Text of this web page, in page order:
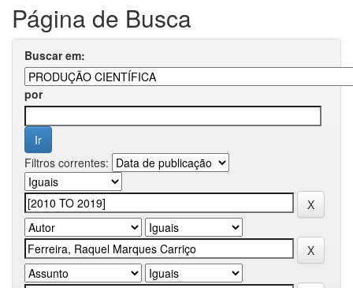
Página de Busca
Buscar em:
por
Filtros correntes: